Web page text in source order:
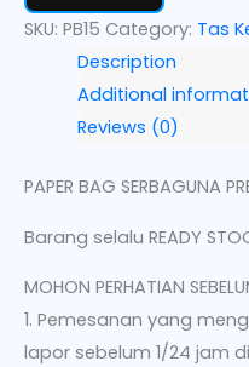
SKU: PB15 Category: Tas
Description
Additional
Reviews (0)
PAPER BAG SERBAGUNA
Barang selalu READY
MOHON PERHATIAN
1. Pemesanan yang
lapor sebelum 1/24 jam